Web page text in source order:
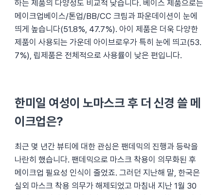
하는 제품의 다양성도 비교적 낮습니다. 베이스 제품으로는
메이크업베이스/톤업/BB/CC 크림과 파운데이션이 눈에
띄게 높습니다(51.8%, 47.7%). 아이 제품은 더욱 다양한
제품이 사용되는 가운데 아이브로우가 특히 눈에 띄고(53.
7%), 립제품은 전체적으로 사용률이 낮은 편입니다.
한미일 여성이 노마스크 후 더 신경 쓸 메
이크업은?
최근 몇 년간 뷰티에 대한 관심은 팬데믹의 진행과 등락을
나란히 했습니다. 팬데믹으로 마스크 착용이 의무화된 후
메이크업 필요성 인식이 줄었죠. 그러던 지난해 말, 한국은
실외 마스크 착용 의무가 해제되었고 마침내 지난 1월 30